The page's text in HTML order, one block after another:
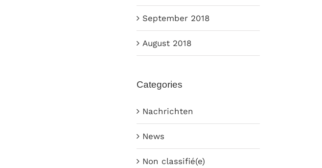
September 2018
August 2018
Categories
Nachrichten
News
Non classifié(e)